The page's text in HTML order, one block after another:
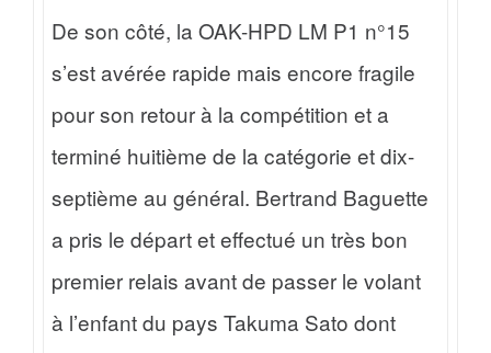
De son côté, la OAK-HPD LM P1 n°15
s’est avérée rapide mais encore fragile
pour son retour à la compétition et a
terminé huitième de la catégorie et dix-
septième au général. Bertrand Baguette
a pris le départ et effectué un très bon
premier relais avant de passer le volant
à l’enfant du pays Takuma Sato dont